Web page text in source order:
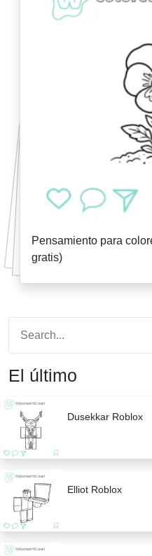
Pensamiento para
gratis)
El último
Dusekkar Roblox
Elliot Roblox